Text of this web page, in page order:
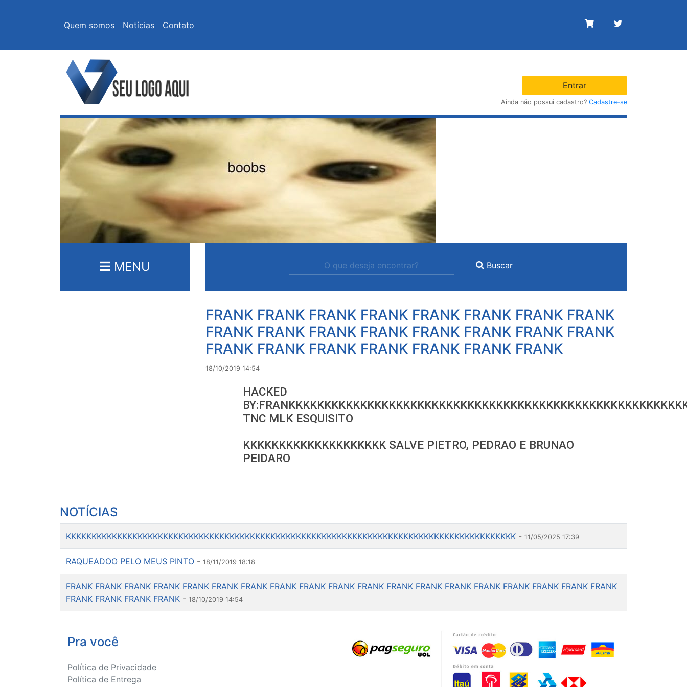
Quem somos Notícias Contato
Entrar
Ainda não possui cadastro? Cadastre-se
MENU Buscar
FRANK FRANK FRANK FRANK FRANK FRANK FRANK FRANK
FRANK FRANK FRANK FRANK FRANK FRANK FRANK FRANK
FRANK FRANK FRANK FRANK FRANK FRANK FRANK
18/10/2019 14:54
HACKED
TNC MLK ESQUISITO
KKKKKKKKKKKKKKKKKKKK SALVE PIETRO, PEDRAO E BRUNAO
PEIDARO
NOTÍCIAS
KKKKKKKKKKKKKKKKKKKKKKKKKKKKKKKKKKKKKKKKKKKKKKKKKKKKKKKKKKKKKKKKKKKKKKKKKKKKKKKKKKKKKKKK - 11/05/2025 17:39
RAQUEADOO PELO MEUS PINTO - 18/11/2019 18:18
FRANK FRANK FRANK FRANK FRANK FRANK FRANK FRANK FRANK FRANK FRANK FRANK FRANK FRANK FRANK FRANK FRANK FRANK FRANK
FRANK FRANK FRANK FRANK - 18/10/2019 14:54
Pra você
Política de Privacidade
Política de Entrega